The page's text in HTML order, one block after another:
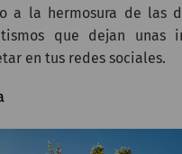
a la hermosura de las
que dejan unas
en tus redes sociales.